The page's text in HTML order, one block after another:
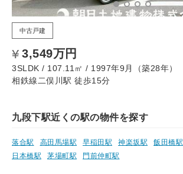
中古戸建
3,549万円
3SLDK / 107.11㎡ / 1997年9月（築28年）
相鉄線二俣川駅 徒歩15分
九段下駅近くの駅の物件を探す
落合駅 高田馬場駅 早稲田駅 神楽坂駅 飯田橋駅
日本橋駅
茅場町駅 門前仲町駅